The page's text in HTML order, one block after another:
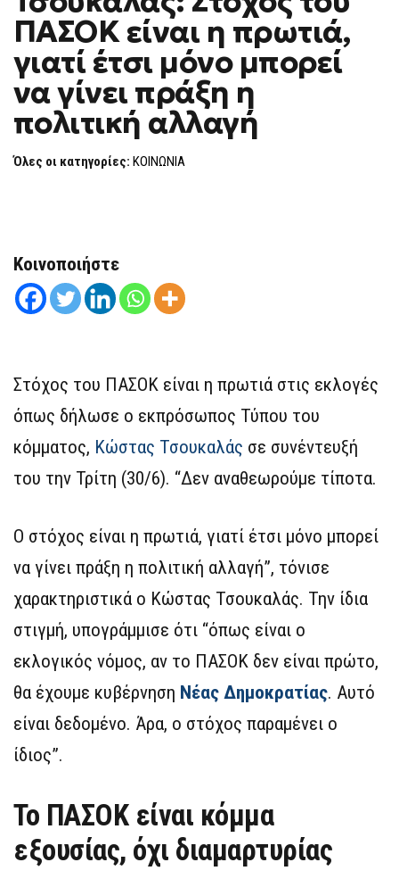
ΣΤΌΧΟΣ
ΠΑΣΟΚ
ΕΊΝΑΙ
Η
ΠΡΩΤΙΆ,
ΓΙΑΤΊ
ΈΤΣΙ
ΜΌΝΟ
ΜΠΟΡΕΊ
ΠΑΣΟΚ είναι η πρωτιά,
γιατί έτσι μόνο μπορεί
να γίνει πράξη η
πολιτική αλλαγή
Όλες οι κατηγορίες: ΚΟΙΝΩΝΙΑ
Κοινοποιήστε
Στόχος του ΠΑΣΟΚ είναι η πρωτιά στις εκλογές
όπως δήλωσε ο εκπρόσωπος Τύπου του
κόμματος, Κώστας Τσουκαλάς σε συνέντευξή
του την Τρίτη (30/6). “Δεν αναθεωρούμε τίποτα.
Ο στόχος είναι η πρωτιά, γιατί έτσι μόνο μπορεί
να γίνει πράξη η πολιτική αλλαγή”, τόνισε
χαρακτηριστικά ο Κώστας Τσουκαλάς. Την ίδια
στιγμή, υπογράμμισε ότι “όπως είναι ο
εκλογικός νόμος, αν το ΠΑΣΟΚ δεν είναι πρώτο,
θα έχουμε κυβέρνηση Νέας Δημοκρατίας. Αυτό
είναι δεδομένο. Άρα, ο στόχος παραμένει ο
ίδιος”.
Το ΠΑΣΟΚ είναι κόμμα
εξουσίας, όχι διαμαρτυρίας